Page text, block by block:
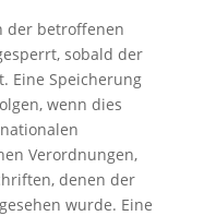
der betroffenen
sobald der
Eine Speicherung
wenn dies
Verordnungen,
denen der
wurde. Eine